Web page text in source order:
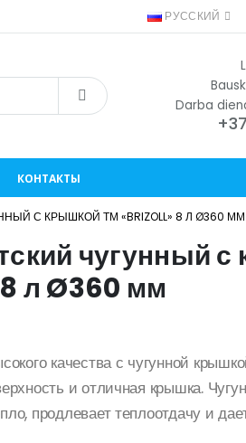
РУССКИЙ
Darba
КОНТАКТЫ
С КРЫШКОЙ ТМ «BRIZOLL» 8 Л Ø360 ММ
чугунный
8 л Ø360 мм
качества с чугунной
и отличная крышка.
продлевает теплоотдачу и